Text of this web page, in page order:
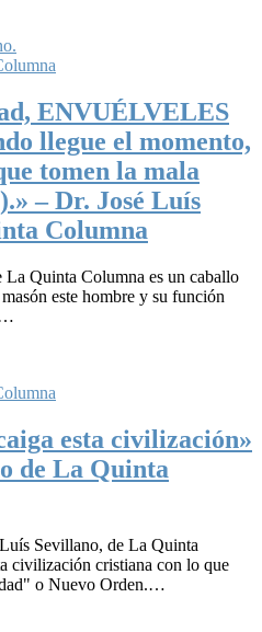
ENVUÉLVELES
llegue el momento,
tomen la mala
– Dr. José Luís
Columna
Quinta Columna es un caballo
este hombre y su función
…
esta civilización»
de La Quinta
Sevillano, de La Quinta
civilización cristiana con lo que
o Nuevo Orden.…